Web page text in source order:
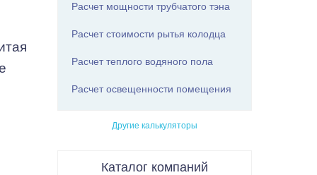
Расчет мощности трубчатого тэна
Расчет стоимости рытья колодца
Расчет теплого водяного пола
Расчет освещенности помещения
Другие калькуляторы
Каталог компаний